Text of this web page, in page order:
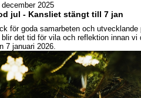
december 2025
jul - Kansliet stängt till 7 jan
för goda samarbeten och utvecklande
blir det tid för vila och reflektion innan vi
7 januari 2026.